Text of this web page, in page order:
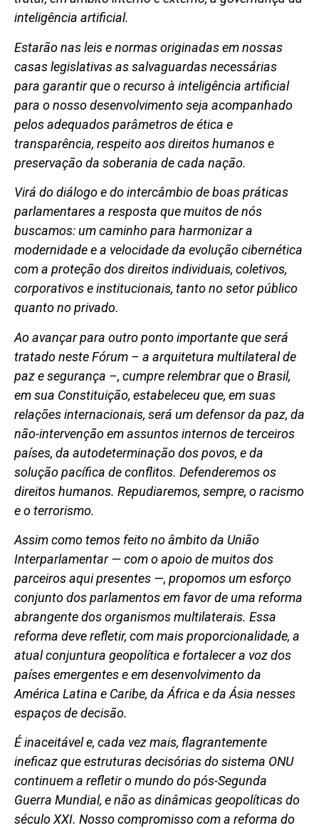
inteligência artificial.
Estarão nas leis e normas originadas em nossas
casas legislativas as salvaguardas necessárias
para garantir que o recurso à inteligência artificial
para o nosso desenvolvimento seja acompanhado
pelos adequados parâmetros de ética e
transparência, respeito aos direitos humanos e
preservação da soberania de cada nação.
Virá do diálogo e do intercâmbio de boas práticas
parlamentares a resposta que muitos de nós
buscamos: um caminho para harmonizar a
modernidade e a velocidade da evolução cibernética
com a proteção dos direitos individuais, coletivos,
corporativos e institucionais, tanto no setor público
quanto no privado.
Ao avançar para outro ponto importante que será
tratado neste Fórum – a arquitetura multilateral de
paz e segurança –, cumpre relembrar que o Brasil,
em sua Constituição, estabeleceu que, em suas
relações internacionais, será um defensor da paz, da
não-intervenção em assuntos internos de terceiros
países, da autodeterminação dos povos, e da
solução pacífica de conflitos. Defenderemos os
direitos humanos. Repudiaremos, sempre, o racismo
e o terrorismo.
Assim como temos feito no âmbito da União
Interparlamentar — com o apoio de muitos dos
parceiros aqui presentes —, propomos um esforço
conjunto dos parlamentos em favor de uma reforma
abrangente dos organismos multilaterais. Essa
reforma deve refletir, com mais proporcionalidade, a
atual conjuntura geopolítica e fortalecer a voz dos
países emergentes e em desenvolvimento da
América Latina e Caribe, da África e da Ásia nesses
espaços de decisão.
É inaceitável e, cada vez mais, flagrantemente
ineficaz que estruturas decisórias do sistema ONU
continuem a refletir o mundo do pós-Segunda
Guerra Mundial, e não as dinâmicas geopolíticas do
século XXI. Nosso compromisso com a reforma do